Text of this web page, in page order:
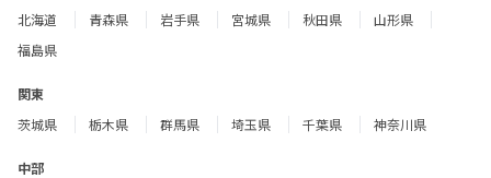
北海道
青森県 岩手県 宮城県 秋田県
山形県
福島県
関東
茨城県
栃木県 群馬県 埼玉県 千葉県 神奈川県
中部